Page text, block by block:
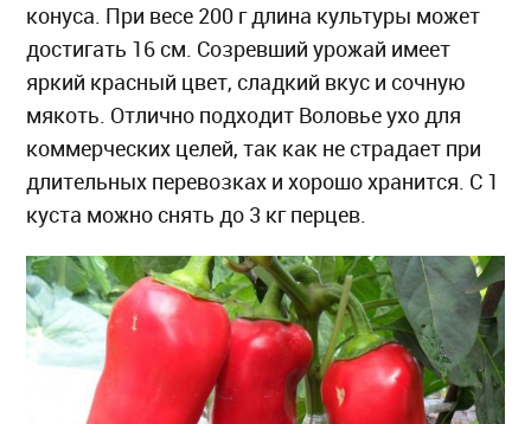
конуса. При весе 200 г длина культуры может
достигать 16 см. Созревший урожай имеет
яркий красный цвет, сладкий вкус и сочную
мякоть. Отлично подходит Воловье ухо для
коммерческих целей, так как не страдает при
длительных перевозках и хорошо хранится. С 1
куста можно снять до 3 кг перцев.